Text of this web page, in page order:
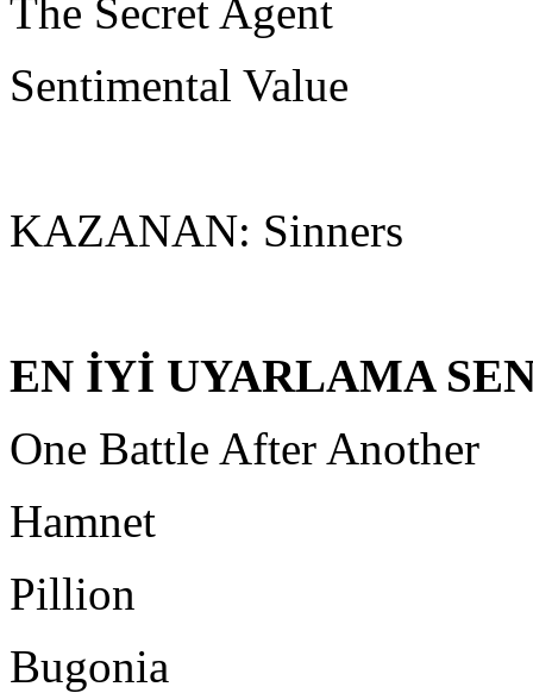
The Secret Agent
Sentimental Value
KAZANAN: Sinners
EN İYİ UYARLAMA
One Battle After Another
Hamnet
Pillion
Bugonia